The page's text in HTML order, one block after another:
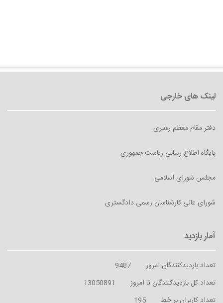
دفتر مقام معظم رهبری
پایگاه اطلاع رسانی ریاست جمهوری
مجلس شورای اسلامی
شورای عالی کارشناسان رسمی دادگستری
تعداد بازدیدکنندگان امروز
9487
تعداد کل بازدیدکنندگان تا امروز
13050891